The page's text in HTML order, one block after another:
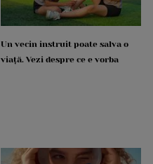
Un vecin instruit poate salva o
viață. Vezi despre ce e vorba